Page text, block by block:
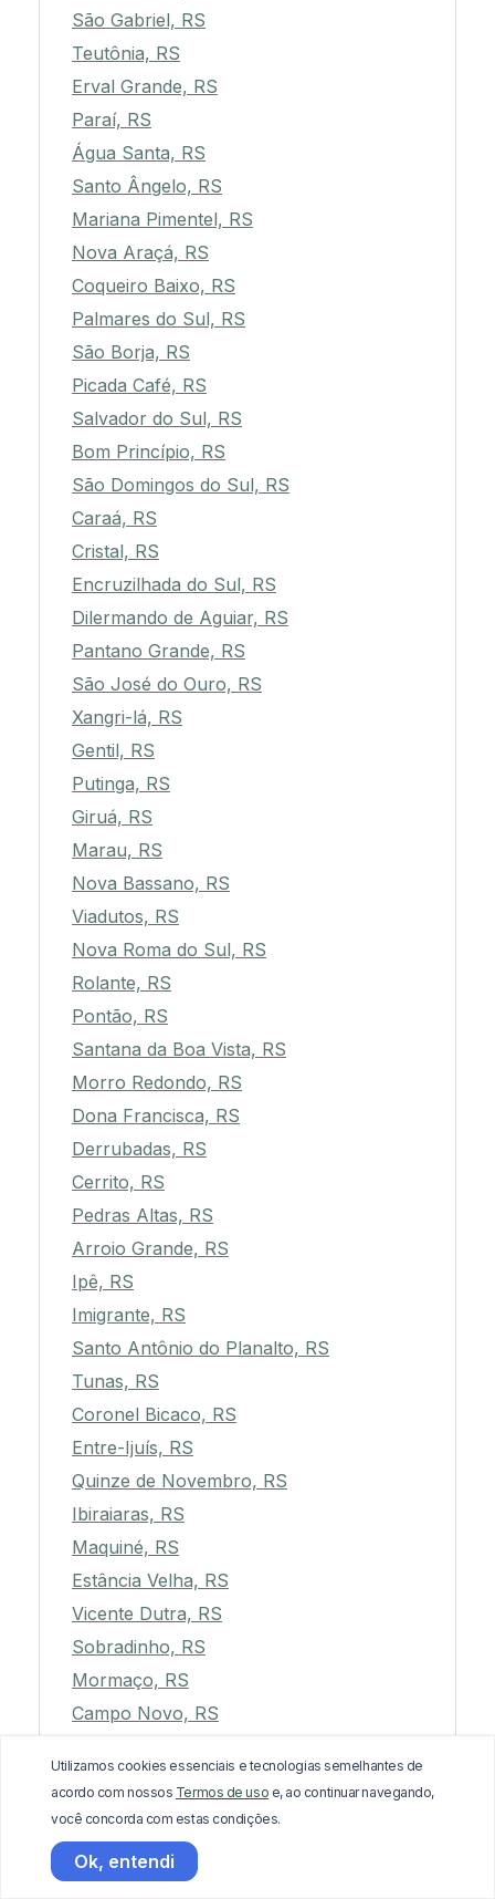
São Gabriel, RS
Teutônia, RS
Erval Grande, RS
Paraí, RS
Água Santa, RS
Santo Ângelo, RS
Mariana Pimentel, RS
Nova Araçá, RS
Coqueiro Baixo, RS
Palmares do Sul, RS
São Borja, RS
Picada Café, RS
Salvador do Sul, RS
Bom Princípio, RS
São Domingos do Sul, RS
Caraá, RS
Cristal, RS
Encruzilhada do Sul, RS
Dilermando de Aguiar, RS
Pantano Grande, RS
São José do Ouro, RS
Xangri-lá, RS
Gentil, RS
Putinga, RS
Giruá, RS
Marau, RS
Nova Bassano, RS
Viadutos, RS
Nova Roma do Sul, RS
Rolante, RS
Pontão, RS
Santana da Boa Vista, RS
Morro Redondo, RS
Dona Francisca, RS
Derrubadas, RS
Cerrito, RS
Pedras Altas, RS
Arroio Grande, RS
Ipê, RS
Imigrante, RS
Santo Antônio do Planalto, RS
Tunas, RS
Coronel Bicaco, RS
Entre-Ijuís, RS
Quinze de Novembro, RS
Ibiraiaras, RS
Maquiné, RS
Estância Velha, RS
Vicente Dutra, RS
Sobradinho, RS
Mormaço, RS
Campo Novo, RS
Barra do Ribeiro, RS
Panambi, RS
Planalto, RS
Utilizamos cookies essenciais e tecnologias semelhantes de
acordo com nossos Termos de uso e, ao continuar navegando,
você concorda com estas condições.
Ok, entendi